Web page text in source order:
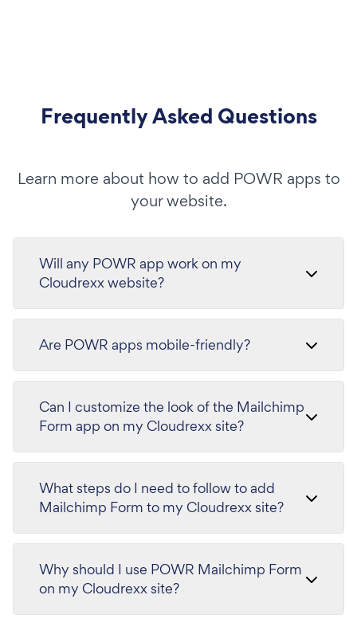
Frequently Asked Questions
Learn more about how to add POWR apps to
your website.
Will any POWR app work on my
Cloudrexx website?
Are POWR apps mobile-friendly?
Can I customize the look of the Mailchimp
Form app on my Cloudrexx site?
What steps do I need to follow to add
Mailchimp Form to my Cloudrexx site?
Why should I use POWR Mailchimp Form
on my Cloudrexx site?